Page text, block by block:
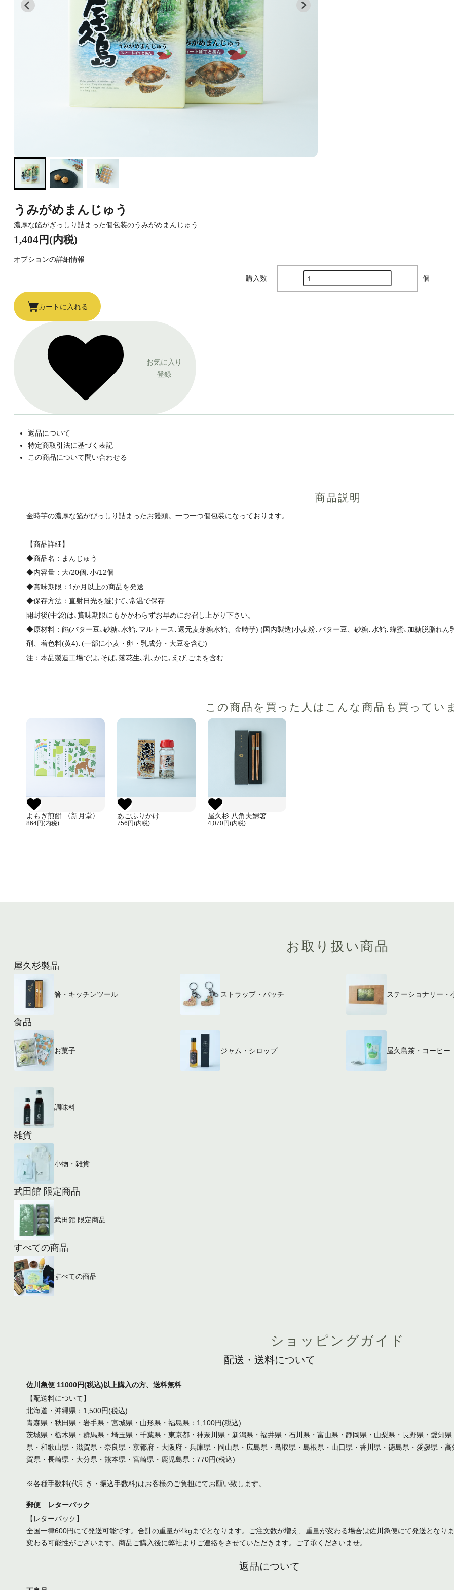
うみがめまんじゅう
濃厚な餡がぎっしり詰まった個包装のうみがめまんじゅう
1,404円(内税)
オプションの詳細情報
購入数 個
カートに入れる
お気に入り
登録
返品について
特定商取引法に基づく表記
この商品について問い合わせる
商品説明
金時芋の濃厚な餡がびっしり詰まったお饅頭。一つ一つ個包装になっております。
【商品詳細】
◆商品名：まんじゅう
◆内容量：大/20個､小/12個
◆賞味期限：1か月以上の商品を発送
◆保存方法：直射日光を避けて､常温で保存
開封後(中袋)は､賞味期限にもかかわらずお早めにお召し上がり下さい。
◆原材料：餡(バター豆､砂糖､水飴､マルトース､還元麦芽糖水飴、金時芋) (国内製造)小麦粉､バター豆、砂糖､水飴､蜂蜜､加糖脱脂れ
剤、着色料(黄4)､(一部に小麦・卵・乳成分・大豆を含む)
注：本品製造工場では､そば､落花生､乳､かに､えび,ごまを含む
この商品を買った人は こんな商品も買ってい
よもぎ煎餅 〈新月堂〉
864円(内税)
あごふりかけ
756円(内税)
屋久杉 八角夫婦箸
4,070円(内税)
お取り扱い商品
屋久杉製品
箸・キッチンツール ストラップ・バッチ ステーショナリー・
食品
お菓子 ジャム・シロップ 屋久島茶・コーヒー
調味料
雑貨
小物・雑貨
武田館 限定商品
武田館 限定商品
すべての商品
すべての商品
ショッピングガイド
配送・送料について
佐川急便 11000円(税込)以上購入の方、送料無料
【配送料について】
北海道・沖縄県：1,500円(税込)
青森県・秋田県・岩手県・宮城県・山形県・福島県：1,100円(税込)
茨城県・栃木県・群馬県・埼玉県・千葉県・東京都・神奈川県・新潟県・福井県・石川県・富山県・静岡県・山梨県・長野県・愛知
県・和歌山県・滋賀県・奈良県・京都府・大阪府・兵庫県・岡山県・広島県・鳥取県・島根県・山口県・香川県・徳島県・愛媛県・
賀県・長崎県・大分県・熊本県・宮崎県・鹿児島県：770円(税込)
※各種手数料(代引き・振込手数料)はお客様のご負担にてお願い致します。
郵便 レターパック
【レターパック】
全国一律600円にて発送可能です。合計の重量が4kgまでとなります。ご注文数が増え、重量が変わる場合は佐川急便にて発送となり
変わる可能性がございます。商品ご購入後に弊社よりご連絡をさせていただきます。ご了承くださいませ。
返品について